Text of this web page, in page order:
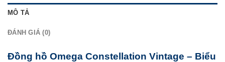
MÔ TẢ
ĐÁNH GIÁ (0)
Đồng hồ Omega Constellation Vintage – Biểu